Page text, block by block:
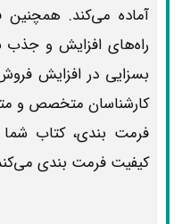
آماده می‌کند.
راه‌های افزایش و جذب
بسزایی در افزایش
کارشناسان متخصص و
فرمت بندی، کتاب شما
کیفیت‌ فرمت بندی